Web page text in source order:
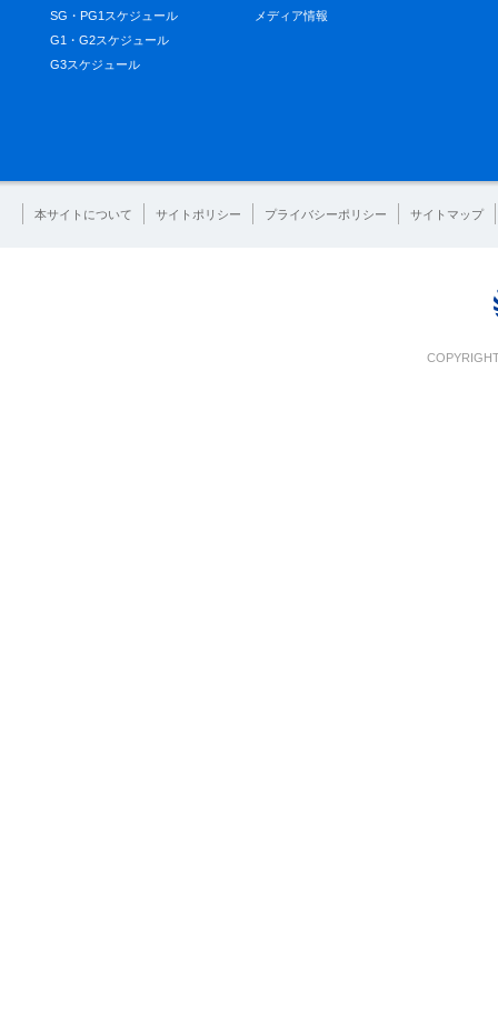
SG・PG1スケジュール
G1・G2スケジュール
G3スケジュール
メディア情報
本サイトについて サイトポリシー プライバシーポリシー サイトマップ